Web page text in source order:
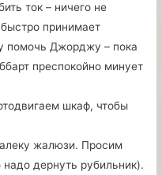
ток – ничего не
принимает
помочь Джорджу – пока
преспокойно минует
шкаф, чтобы
жалюзи. Просим
надо дернуть рубильник).